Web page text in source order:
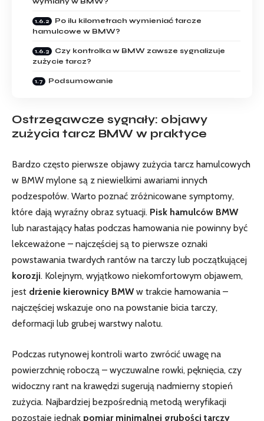
Po ilu kilometrach wymieniać tarcze
hamulcowe w BMW?
Czy kontrolka w BMW zawsze sygnalizuje
zużycie tarcz?
Podsumowanie
Ostrzegawcze sygnały: objawy
zużycia tarcz BMW w praktyce
Bardzo często pierwsze objawy zużycia tarcz hamulcowych
w BMW mylone są z niewielkimi awariami innych
podzespołów. Warto poznać zróżnicowane symptomy,
które dają wyraźny obraz sytuacji. Pisk hamulców BMW
lub narastający hałas podczas hamowania nie powinny być
lekceważone – najczęściej są to pierwsze oznaki
powstawania twardych rantów na tarczy lub początkującej
korozji. Kolejnym, wyjątkowo niekomfortowym objawem,
jest drżenie kierownicy BMWw trakcie hamowania –
najczęściej wskazuje ono na powstanie bicia tarczy,
deformacji lub grubej warstwy nalotu.
Podczas rutynowej kontroli warto zwrócić uwagę na
powierzchnię roboczą – wyczuwalne rowki, pęknięcia, czy
widoczny rant na krawędzi sugerują nadmierny stopień
zużycia. Najbardziej bezpośrednią metodą weryfikacji
pozostaje jednak pomiar minimalnej grubości tarczy